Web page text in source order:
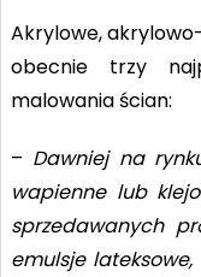
Akrylowe,
obecnie trzy
malowania ścian:
– Dawniej na
wapienne lub
sprzedawanych
emulsje